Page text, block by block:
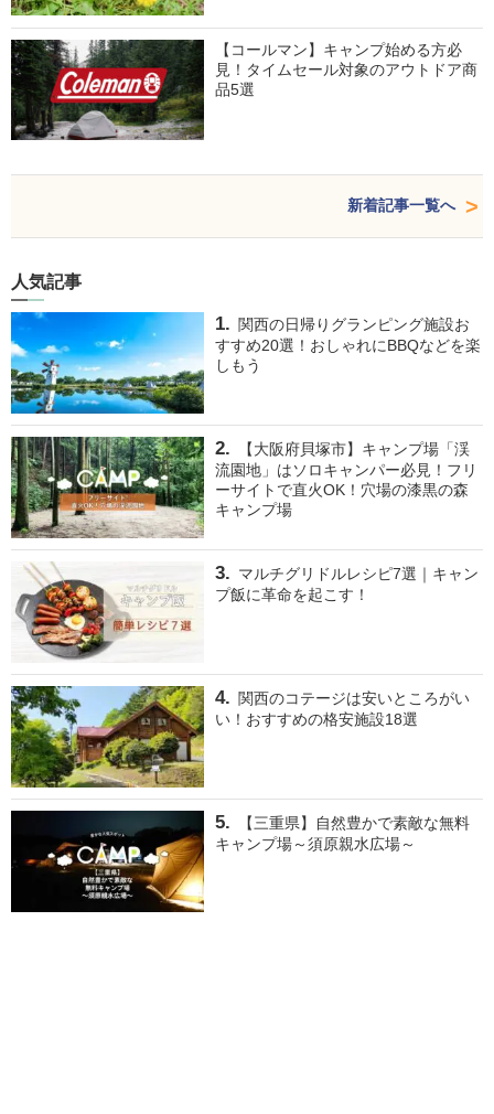
【コールマン】キャンプ始める方必
見！タイムセール対象のアウトドア商
品5選
新着記事一覧へ
人気記事
関西の日帰りグランピング施設お
すすめ20選！おしゃれにBBQなどを楽
しもう
【大阪府貝塚市】キャンプ場「渓
流園地」はソロキャンパー必見！フリ
ーサイトで直火OK！穴場の漆黒の森
キャンプ場
マルチグリドルレシピ7選｜キャン
プ飯に革命を起こす！
関西のコテージは安いところがい
い！おすすめの格安施設18選
【三重県】自然豊かで素敵な無料
キャンプ場～須原親水広場～